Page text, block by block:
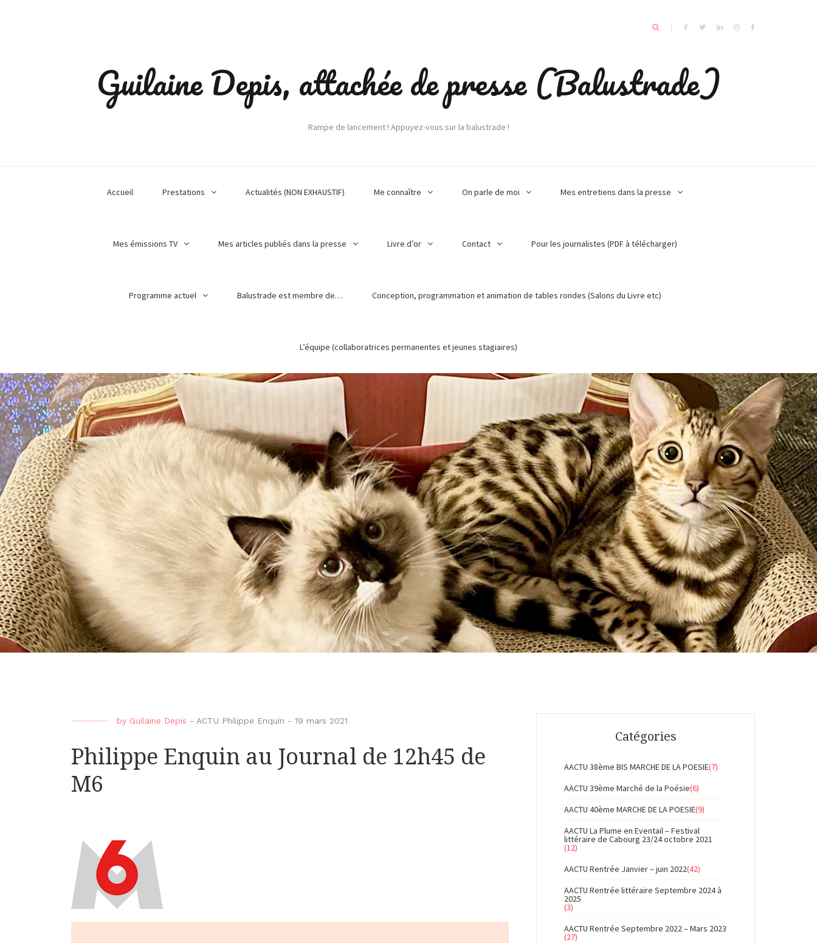
Guilaine Depis, attachée de presse (Balustrade)
Rampe de lancement ! Appuyez-vous sur la balustrade !
Accueil Prestations Actualités (NON EXHAUSTIF) Me connaître On parle de moi Mes entretiens dans la presse
Mes émissions TV Mes articles publiés dans la presse Livre d’or Contact Pour les journalistes (PDF à télécharger)
Programme actuel Balustrade est membre de… Conception, programmation et animation de tables rondes (Salons du Livre etc)
L’équipe (collaboratrices permanentes et jeunes stagiaires)
by Guilaine Depis - ACTU Philippe Enquin - 19 mars 2021
Philippe Enquin au Journal de 12h45 de
M6
Catégories
AACTU 38ème BIS MARCHE DE LA POESIE(7)
AACTU 39ème Marché de la Poésie(6)
AACTU 40ème MARCHE DE LA POESIE(9)
AACTU La Plume en Eventail – Festival
littéraire de Cabourg 23/24 octobre 2021
(12)
AACTU Rentrée Janvier – juin 2022(42)
AACTU Rentrée littéraire Septembre 2024 à
2025
(3)
AACTU Rentrée Septembre 2022 – Mars 2023
(27)